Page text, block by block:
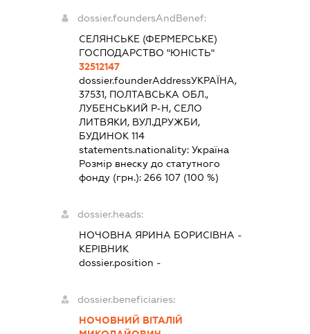
dossier.foundersAndBenef:
СЕЛЯНСЬКЕ (ФЕРМЕРСЬКЕ)
ГОСПОДАРСТВО "ЮНІСТЬ"
32512147
dossier.founderAddressУКРАЇНА,
37531, ПОЛТАВСЬКА ОБЛ.,
ЛУБЕНСЬКИЙ Р-Н, СЕЛО
ЛИТВЯКИ, ВУЛ.ДРУЖБИ,
БУДИНОК 114
statements.nationality: Україна
Розмір внеску до статутного
фонду (грн.): 266 107(100 %)
dossier.heads:
НОЧОВНА ЯРИНА БОРИСІВНА -
КЕРІВНИК
dossier.position -
dossier.beneficiaries:
НОЧОВНИЙ ВІТАЛІЙ